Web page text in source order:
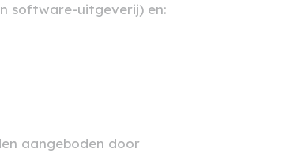
software-uitgeverij) en:
aangeboden door